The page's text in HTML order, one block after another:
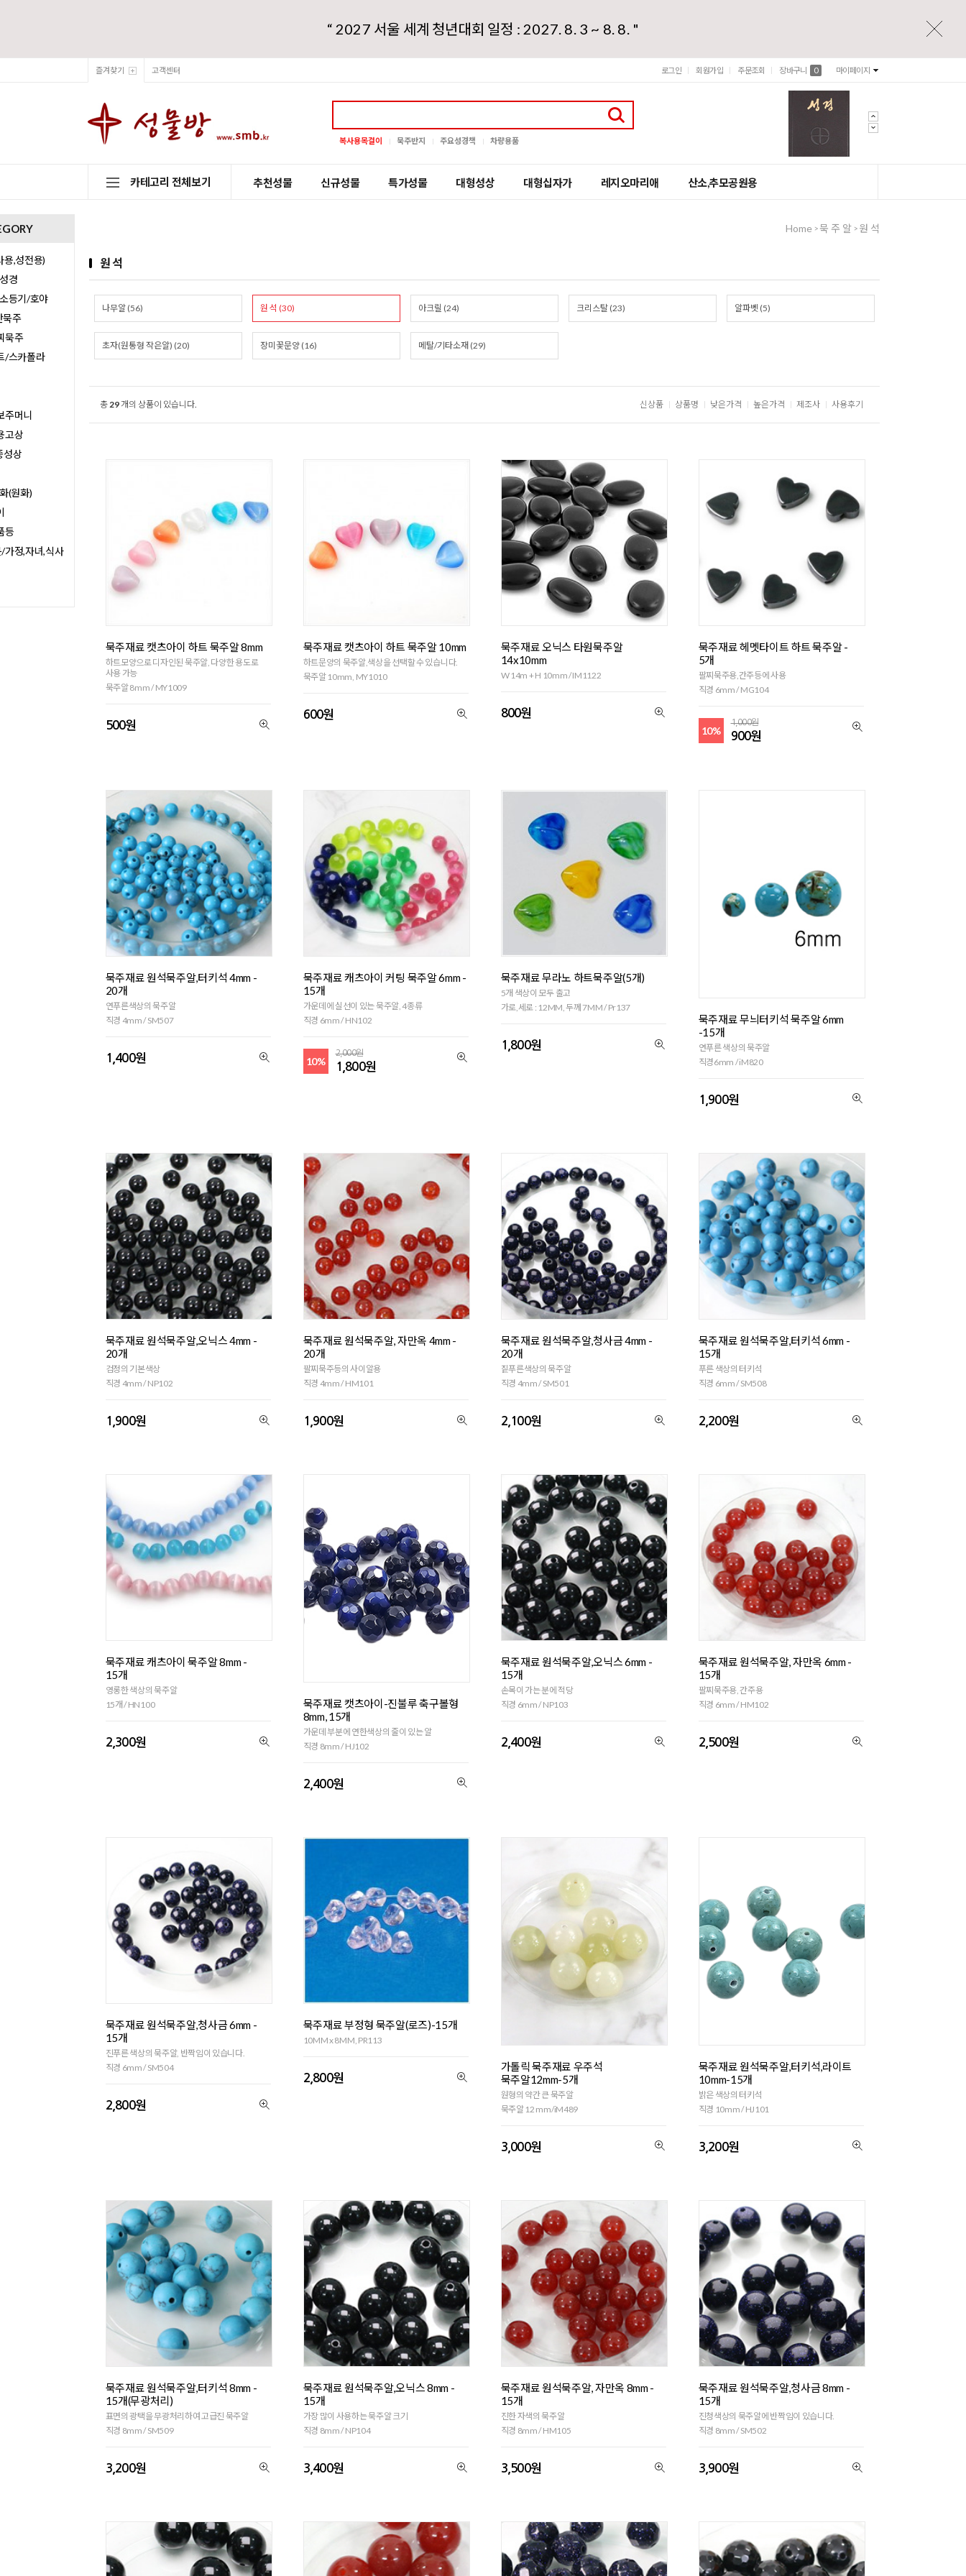
“ 2027 서울 세계 청년대회 일정 : 2027. 8. 3 ~ 8. 8. "
즐겨찾기 고객센터 로그인 회원가입 주문조회 장바구니 0 마이페이지
복사용목걸이 묵주반지 주요성경책 차량용품
카테고리 전체보기 추천성물 신규성물 특가성물 대형성상 대형십자가 레지오마리애 산소,추모공원용
용,성전용)
경
등기/호야
주
묵주
/스카폴라
주머니
고상
성상
(원화)
등
가정,자녀,식사
Home > 묵 주 알 > 원 석
원 석
나무알 (56) 원 석 (30) 아크릴 (24) 크리스탈 (23) 알파벳 (5)
초자(원통형 작은알) (20) 장미꽃문양 (16) 메탈/기타소재 (29)
총29 개의 상품이 있습니다. 신상품 상품명 낮은가격 높은가격 제조사 사용후기
묵주재료 캣츠아이 하트 묵주알 8mm
하트모양으로 디자인된 묵주알, 다양한 용도로
사용 가능
묵주알 8mm / MY1009
500원
묵주재료 캣츠아이 하트 묵주알 10mm
하트문양의 묵주알,색상을 선택할 수 있습니다.
묵주알 10mm, MY1010
600원
묵주재료 오닉스 타원묵주알
14x10mm
W 14m + H 10mm / IM1122
800원
묵주재료 헤멧타이트 하트 묵주알 -
5개
팔찌묵주용,간주등에 사용
직경 6mm / MG104
10%
1,000원
900원
묵주재료 원석묵주알,터키석 4mm -
20개
연푸른색상의 묵주알
직경 4mm / SM507
1,400원
묵주재료 캐츠아이 커팅 묵주알 6mm -
15개
가운데에 실선이 있는 묵주알, 4종류
직경 6mm / HN102
10%
2,000원
1,800원
묵주재료 무라노 하트묵주알(5개)
5개 색상이 모두 출고
가로,세로 : 12MM, 두께 7MM / Pr137
1,800원
묵주재료 무늬터키석 묵주알 6mm
-15개
연푸른 색상의 묵주알
직경6mm / iM820
1,900원
묵주재료 원석묵주알,오닉스 4mm -
20개
검정의 기본색상
직경 4mm / NP102
1,900원
묵주재료 원석묵주알, 자만옥 4mm -
20개
팔찌묵주등의 사이알용
직경 4mm / HM101
1,900원
묵주재료 원석묵주알,청사금 4mm -
20개
짙푸른색상의 묵주알
직경 4mm / SM501
2,100원
묵주재료 원석묵주알,터키석 6mm -
15개
푸른 색상의 터키석
직경 6mm / SM508
2,200원
묵주재료 캐츠아이 묵주알 8mm -
15개
영롱한 색상의 묵주알
15개 / HN100
2,300원
묵주재료 캣츠아이-진불루 축구볼형
8mm, 15개
가운데 부분에 연한색상의 줄이 있는 알
직경 8mm / HJ102
2,400원
묵주재료 원석묵주알,오닉스 6mm -
15개
손목이 가는 분에 적당
직경 6mm / NP103
2,400원
묵주재료 원석묵주알, 자만옥 6mm -
15개
팔찌묵주용, 간주용
직경 6mm / HM102
2,500원
묵주재료 원석묵주알,청사금 6mm -
15개
진푸른 색상의 묵주알, 반짝임이 있습니다.
직경 6mm / SM504
2,800원
묵주재료 부정형 묵주알(로즈)-15개
10MM x 8MM, PR113
2,800원
가톨릭 묵주재료 우주석
묵주알12mm-5개
원형의 약간 큰 묵주알
묵주알 12 mm/iM489
3,000원
묵주재료 원석묵주알,터키석,라이트
10mm-15개
밝은 색상의 터키석
직경 10mm / HJ101
3,200원
묵주재료 원석묵주알,터키석 8mm -
15개(무광처리)
표면의 광택을 무광처리하여 고급진 묵주알
직경 8mm / SM509
3,200원
묵주재료 원석묵주알,오닉스 8mm -
15개
가장 많이 사용하는 묵주알 크기
직경 8mm / NP104
3,400원
묵주재료 원석묵주알, 자만옥 8mm -
15개
진한 자색의 묵주알
직경 8mm / HM105
3,500원
묵주재료 원석묵주알,청사금 8mm -
15개
진청색상의 묵주알에 반짝임이 있습니다.
직경 8mm / SM502
3,900원